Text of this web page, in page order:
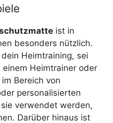
ist in
besonders nützlich.
Heimtraining, sei
Heimtrainer oder
Bereich von
personalisierten
verwendet werden,
Darüber hinaus ist